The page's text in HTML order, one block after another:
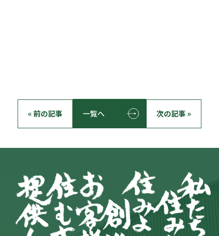
« 前の記事 一覧へ 次の記事 »